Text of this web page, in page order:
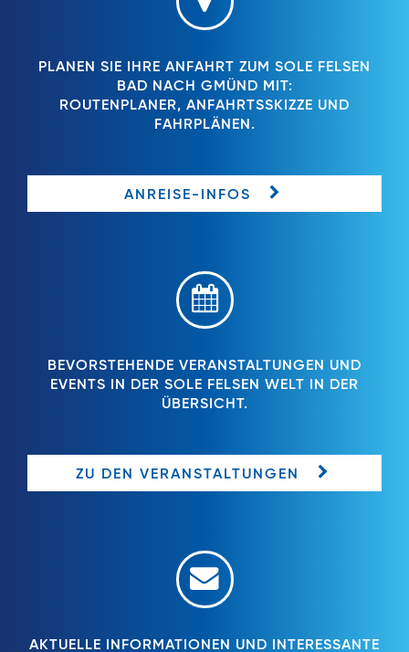
PLANEN SIE IHRE ANFAHRT ZUM SOLE FELSEN
BAD NACH GMÜND MIT:
ROUTENPLANER, ANFAHRTSSKIZZE UND
FAHRPLÄNEN.
ANREISE-INFOS
BEVORSTEHENDE VERANSTALTUNGEN UND
EVENTS IN DER SOLE FELSEN WELT IN DER
ÜBERSICHT.
ZU DEN VERANSTALTUNGEN
AKTUELLE INFORMATIONEN UND INTERESSANTE